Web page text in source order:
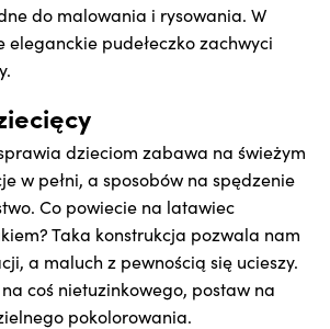
do malowania i rysowania. W
eleganckie pudełeczko zachwyci
dzieciom zabawa na świeżym
w pełni, a sposobów na spędzenie
Co powiecie na latawiec
Taka konstrukcja pozwala nam
a maluch z pewnością się ucieszy.
coś nietuzinkowego, postaw na
pokolorowania.